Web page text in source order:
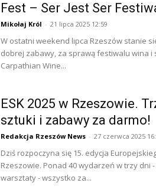
Fest – Ser Jest Ser
Mikołaj Król - 21 lipca 2025 12:59
W ostatni weekend lipca Rzeszów stanie
dobrej zabawy, za sprawą festiwalu wina i
Carpathian Wine...
ESK 2025 w Rzeszowie.
sztuki i zabawy za darmo!
Redakcja Rzeszów News - 27 czerwca 2025
Dziś rozpoczyna się 15. edycja
Rzeszowie. Ponad 40 wydarzeń w trzy dni
warsztaty - wszystko za...